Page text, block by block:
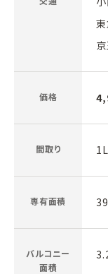
価格
間取り
専有面積
バルコニー
面積